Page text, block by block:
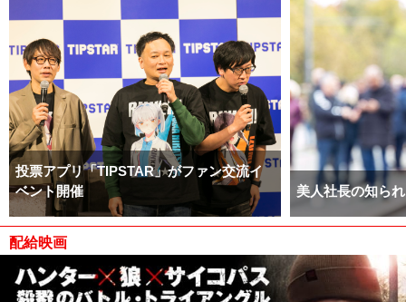
投票アプリ「TIPSTAR」がファン交流イ
ベント開催
美人社長の知ら
配給映画